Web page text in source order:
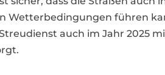
Wetterbedingungen führen
auch im Jahr 2025